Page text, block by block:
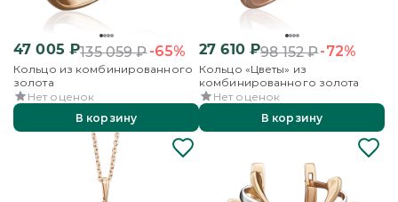
47 005 ₽135 059₽-65%
Кольцо из комбинированного
золота
Нет оценок
В корзину
27 610₽98 152₽-72%
Кольцо «Цветы» из
комбинированного золота
Нет оценок
В корзину